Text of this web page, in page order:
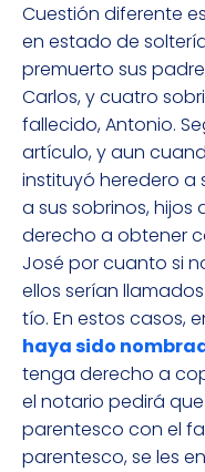
Cuestión diferente
en estado de
premuerto sus
Carlos, y cuatro
fallecido, Antonio.
artículo, y aun
instituyó heredero a
a sus sobrinos, hijos
derecho a obtener
José por cuanto si
ellos serían
tío. En estos casos,
haya sido
tenga derecho a
el notario pedirá
parentesco con el
parentesco, se les